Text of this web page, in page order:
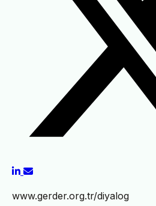
www.gerder.org.tr/diyalog